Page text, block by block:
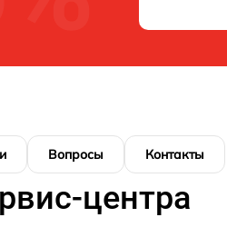
Вопросы Контакты
центра